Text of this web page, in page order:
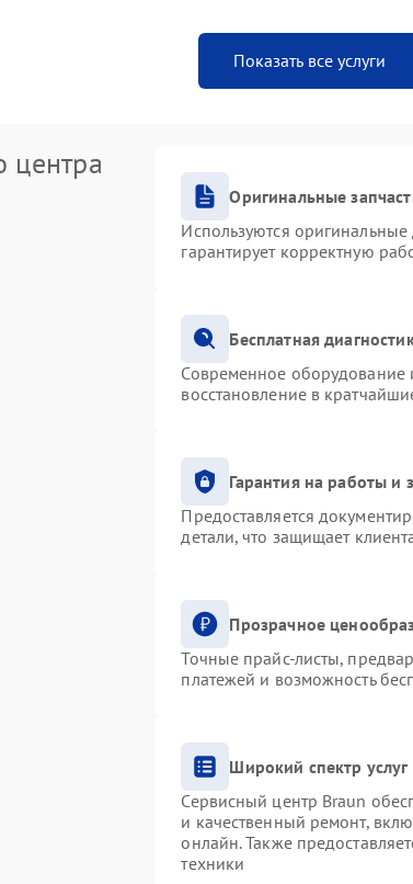
Показать все услуги
центра
Оригинальные
Используются
гарантирует корректную
Бесплатная
Современное оборудование
восстановление в
Гарантия на работы и
Предоставляется
детали, что защищает
Прозрачное
Точные прайс-листы,
платежей и возможность
Широкий спектр услуг
Сервисный центр Braun
и качественный ремонт,
онлайн. Также
техники